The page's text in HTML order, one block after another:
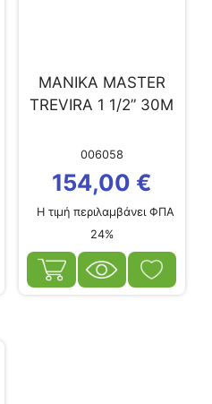
ΜΑΝΙΚΑ MASTER
TREVIRA 1 1/2” 30M
006058
154,00 €
Η τιμή περιλαμβάνει ΦΠΑ
24%